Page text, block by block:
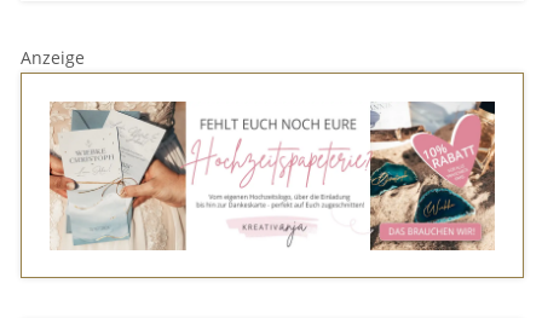
Anzeige